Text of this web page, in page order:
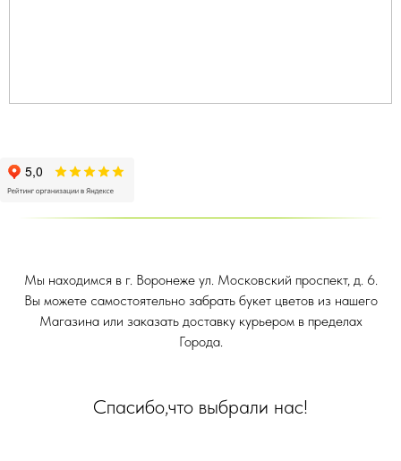
Мы находимся в г. Воронеже ул. Московский проспект, д. 6.
Вы можете самостоятельно забрать букет цветов из нашего
Магазина или заказать доставку курьером в пределах
Города.
Спасибо,что выбрали нас!